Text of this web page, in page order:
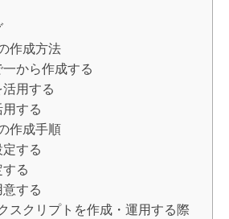
作成方法
から作成する
用する
する
作成手順
する
る
する
スクリプトを作成・運用する際